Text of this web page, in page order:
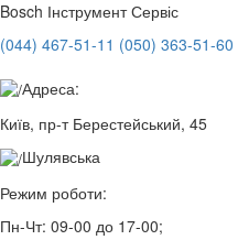
Bosch Інструмент Сервіс
(044) 467-51-11 (050) 363-51-60
Адреса:
Київ, пр-т Берестейський, 45
Шулявська
Режим роботи:
Пн-Чт: 09-00 до 17-00;